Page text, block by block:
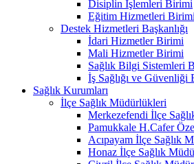
Disiplin İşlemleri Birimi
Eğitim Hizmetleri Birimi
Destek Hizmetleri Başkanlığı
İdari Hizmetler Birimi
Mali Hizmetler Birimi
Sağlık Bilgi Sistemleri
İş Sağlığı ve Güvenliği
Sağlık Kurumları
İlçe Sağlık Müdürlükleri
Merkezefendi İlçe
Pamukkale H.Cafer
Acıpayam İlçe Sağlık
Honaz İlçe Sağlık